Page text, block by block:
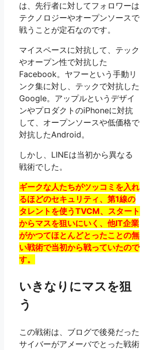
は、先行者に対してフォロワーは
テクノロジーやオープンソースで
戦うことが定石なのです。
マイスペースに対抗して、テック
やオープン性で対抗した
Facebook。ヤフーという手動リ
ンク集に対し、テックで対抗した
Google。アップルというデザイ
ンやプロダクトのiPhoneに対抗
して、オープンソースや低価格で
対抗したAndroid。
しかし、LINEは当初から異なる
戦術でした。
ギークな人たちがツッコミを入れ
るほどのセキュリティ、第1線の
タレントを使うTVCM、スタート
からマスを狙いにいく、他IT企業
がかつてほとんどとったことの無
い戦術で当初から戦っていたので
す。
いきなりにマスを狙
う
この戦術は、ブログで後発だった
サイバーがアメーバでとった戦術